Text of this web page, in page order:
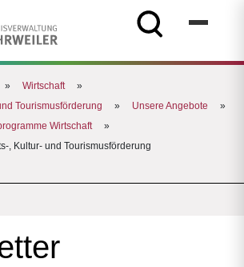
» Wirtschaft
»
Tourismusförderung
» Unsere Angebote
»
Wirtschaft
»
, Kultur- und Tourismusförderung